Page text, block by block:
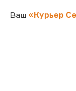
Ваш «Курьер